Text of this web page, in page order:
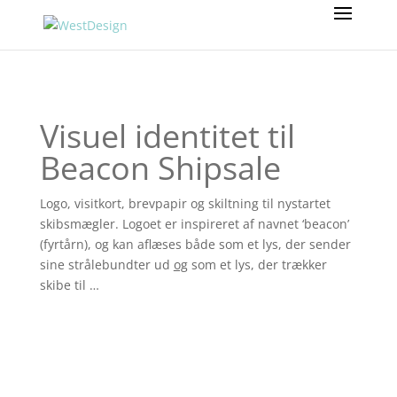
Visuel identitet til
Beacon Shipsale
Logo, visitkort, brevpapir og skiltning til nystartet
skibsmægler. Logoet er inspireret af navnet ‘beacon’
(fyrtårn), og kan aflæses både som et lys, der sender
sine strålebundter ud ogsom et lys, der trækker
skibe til …